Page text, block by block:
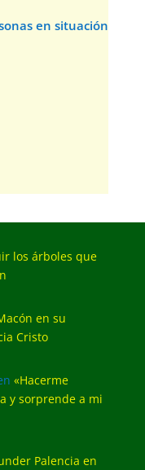
en situación
los árboles que
en su
Cristo
«Hacerme
y sorprende a mi
Palencia en